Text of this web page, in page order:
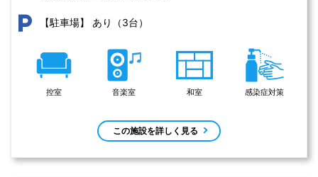
【駐車場】 あり（3台）
控室 音楽室 和室 感染症対策
この施設を詳しく見る